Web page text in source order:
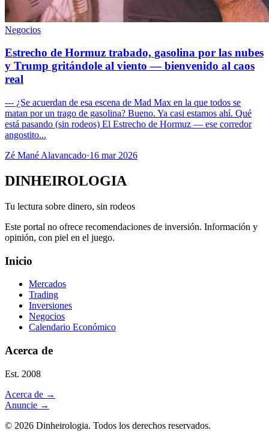
Negocios
Estrecho de Hormuz trabado, gasolina por las nubes
y Trump gritándole al viento — bienvenido al caos
real
--- ¿Se acuerdan de esa escena de Mad Max en la que todos se
matan por un trago de gasolina? Bueno. Ya casi estamos ahí. Qué
está pasando (sin rodeos) El Estrecho de Hormuz — ese corredor
angostito...
Zé Mané Alavancado·16 mar 2026
DINHEIROLOGIA
Tu lectura sobre dinero, sin rodeos
Este portal no ofrece recomendaciones de inversión. Información y
opinión, con piel en el juego.
Inicio
Mercados
Trading
Inversiones
Negocios
Calendario Económico
Acerca de
Est. 2008
Acerca de →
Anuncie →
© 2026 Dinheirologia. Todos los derechos reservados.